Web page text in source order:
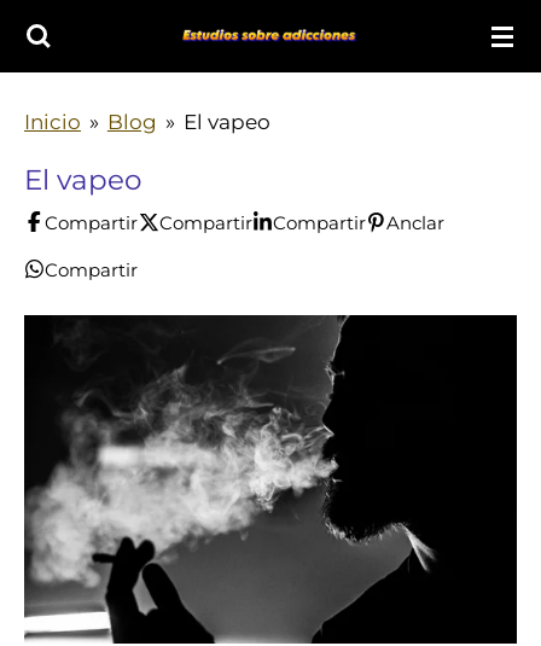
al
Inicio » Blog » El vapeo
El vapeo
Compartir Compartir Compartir Anclar
Compartir